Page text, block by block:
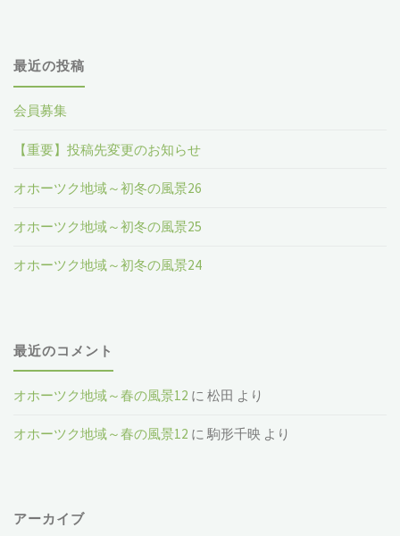
最近の投稿
会員募集
【重要】投稿先変更のお知らせ
オホーツク地域～初冬の風景26
オホーツク地域～初冬の風景25
オホーツク地域～初冬の風景24
最近のコメント
オホーツク地域～春の風景12 に松田 より
オホーツク地域～春の風景12 に駒形千映 より
アーカイブ